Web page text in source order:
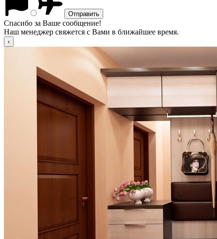
Спасибо за Ваше сообщение!
Наш менеджер свяжется с Вами в ближайшее время.